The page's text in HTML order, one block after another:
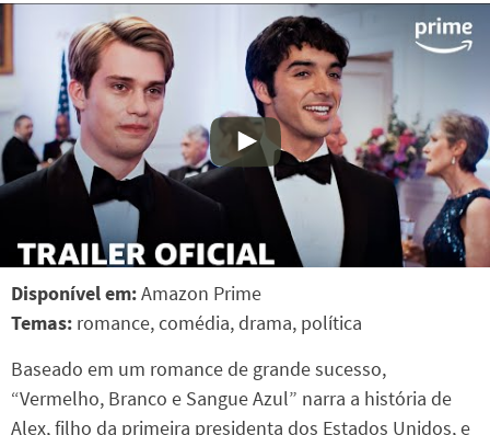
Disponível em:Amazon Prime
Temas: romance, comédia, drama, política
Baseado em um romance de grande sucesso,
“Vermelho, Branco e Sangue Azul” narra a história de
Alex, filho da primeira presidenta dos Estados Unidos, e